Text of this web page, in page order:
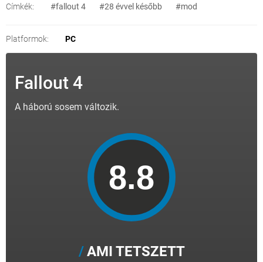
Címkék: #fallout 4 #28 évvel később #mod
Platformok: PC
Fallout 4
A háború sosem változik.
AMI TETSZETT